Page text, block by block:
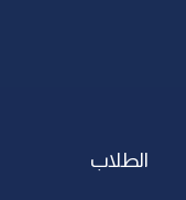
الطلاب